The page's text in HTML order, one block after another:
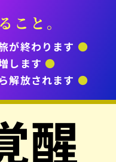
こと。
が終わります ●
します●
解放されます ●
醒